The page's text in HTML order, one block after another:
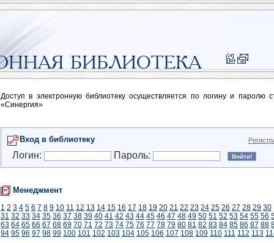
Доступ в электронную библиотеку осуществляется по логину и паролю
«Синергия»
Вход в библиотеку
Логин: Пароль:
Менеджмент
1 2 3 4 5 6 7 8 9 10 11 12 13 14 15 16 17 18 19 20 21 22 23 24 25 26 27 28 29 30
31 32 33 34 35 36 37 38 39 40 41 42 43 44 45 46 47 48 49 50 51 52 53 54 55 56
63 64 65 66 67 68 69 70 71 72 73 74 75 76 77 78 79 80 81 82 83 84 85 86 87 88
94 95 96 97 98 99 100 101 102 103 104 105 106 107 108 109 110 111 112 113